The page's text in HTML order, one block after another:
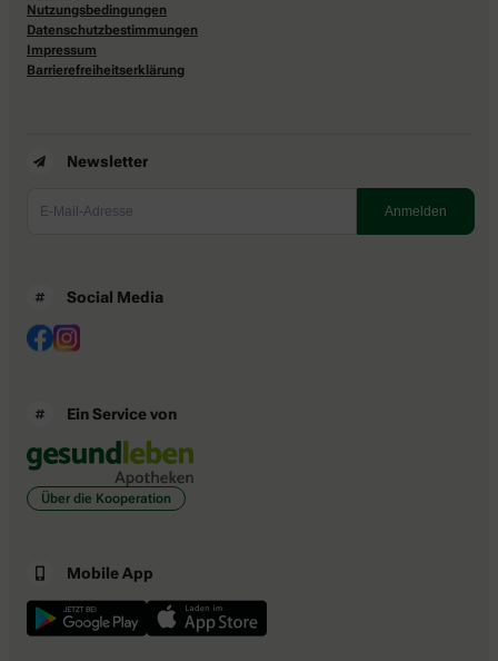
Nutzungsbedingungen
Datenschutzbestimmungen
Impressum
Barrierefreiheitserklärung
Newsletter
Social Media
Ein Service von
Über die Kooperation
Mobile App